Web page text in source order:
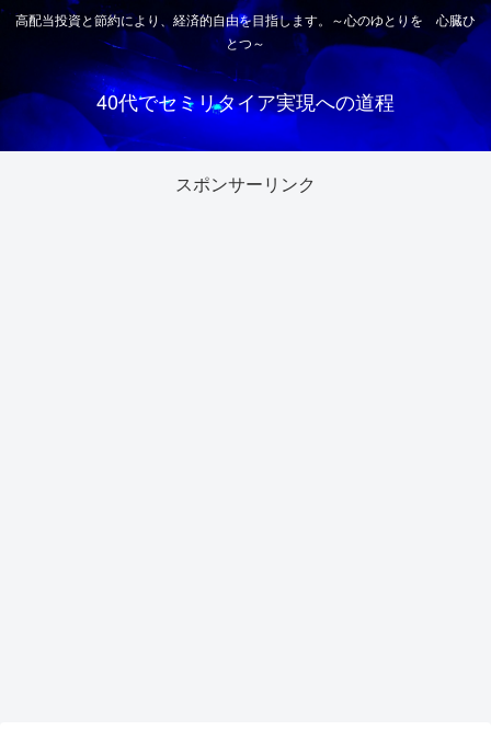
高配当投資と節約により、経済的自由を目指します。～心のゆとりを 心臓ひ
とつ～
40代でセミリタイア実現への道程
スポンサーリンク